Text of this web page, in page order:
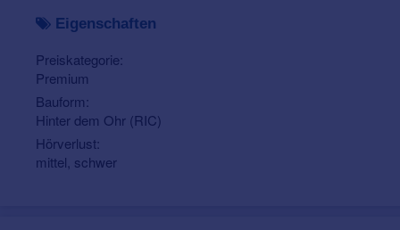
Eigenschaften
Preiskategorie:
Premium
Bauform:
Hinter dem Ohr (RIC)
Hörverlust:
mittel, schwer